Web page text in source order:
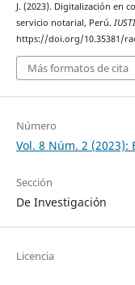
J. (2023). Digitalización en
servicio notarial, Perú.
https://doi.org/10.35381/
Más formatos de cita
Número
Vol. 8 Núm. 2 (2023):
Sección
De Investigación
Licencia